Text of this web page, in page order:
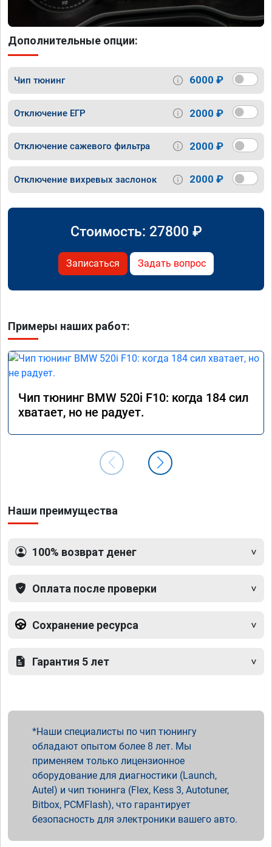
Дополнительные опции:
Чип тюнинг 6000 ₽
Отключение ЕГР 2000 ₽
Отключение сажевого фильтра 2000 ₽
Отключение вихревых заслонок 2000 ₽
Стоимость: 27800 ₽
Записаться Задать вопрос
Примеры наших работ:
Чип тюнинг BMW 520i F10: когда 184 сил
хватает, но не радует.
Наши преимущества
100% возврат денег
Оплата после проверки
Сохранение ресурса
Гарантия 5 лет
Наши специалисты по чип тюнингу
обладают опытом более 8 лет. Мы
применяем только лицензионное
оборудование для диагностики (Launch,
Autel) и чип тюнинга (Flex, Kess 3, Autotuner,
Bitbox, PCMFlash), что гарантирует
безопасность для электроники вашего авто.